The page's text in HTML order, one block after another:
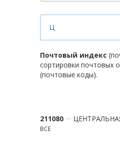
Ц
Почтовый индекс
сортировки почтовых
(почтовые коды).
211080
ВСЕ